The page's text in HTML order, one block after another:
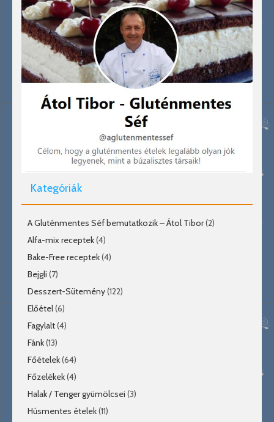
Kategóriák
A Gluténmentes Séf bemutatkozik – Átol Tibor(2)
Alfa-mix receptek(4)
Bake-Free receptek(4)
Bejgli (7)
Desszert-Sütemény(122)
Előétel(6)
Fagylalt(4)
Fánk(13)
Főételek(64)
Főzelékek(4)
Halak / Tenger gyümölcsei (3)
Húsmentes ételek(11)